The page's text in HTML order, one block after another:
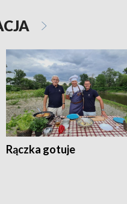
Rączka gotuje